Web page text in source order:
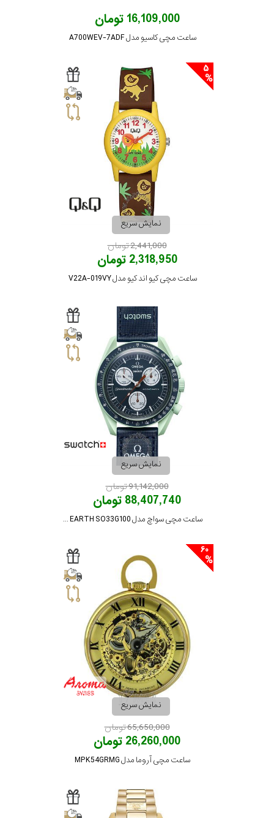
16,109,000 تومان
ساعت مچی کاسیو مدل A700WEV-7ADF
نمایش سریع
2,441,000 تومان
2,318,950 تومان
ساعت مچی کیو اند کیو مدل V22A-019VY
نمایش سریع
91,142,000 تومان
88,407,740 تومان
ساعت مچی سواچ مدل MISSION ON EARTH SO33G100
نمایش سریع
65,650,000 تومان
26,260,000 تومان
ساعت مچی آروما مدل MPK54GRMG